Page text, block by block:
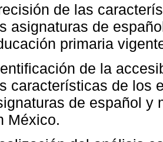
de las
asignaturas de
primaria
de la
características de los
de español y
México.